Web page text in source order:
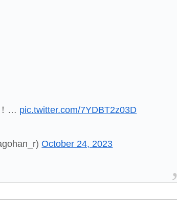
… pic.twitter.com/7YDBT2z03D
October 24, 2023